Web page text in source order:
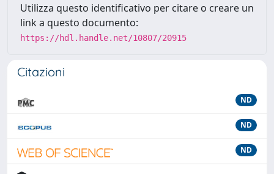
Utilizza questo identificativo per citare o creare un
link a questo documento:
https://hdl.handle.net/10807/20915
Citazioni
ND
ND
ND